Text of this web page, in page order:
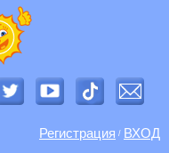
Регистрация / ВХОД